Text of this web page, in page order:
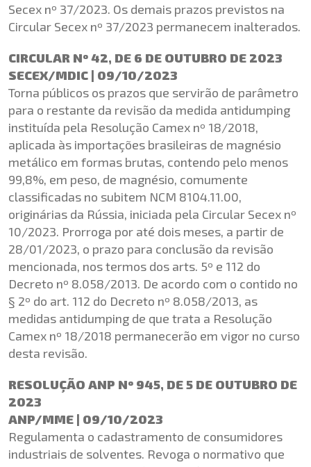
Secex nº 37/2023. Os demais prazos previstos na
Circular Secex nº 37/2023 permanecem inalterados.
CIRCULAR Nº 42, DE 6 DE OUTUBRO DE 2023
SECEX/MDIC | 09/10/2023
Torna públicos os prazos que servirão de parâmetro
para o restante da revisão da medida antidumping
instituída pela Resolução Camex nº 18/2018,
aplicada às importações brasileiras de magnésio
metálico em formas brutas, contendo pelo menos
99,8%, em peso, de magnésio, comumente
classificadas no subitem NCM 8104.11.00,
originárias da Rússia, iniciada pela Circular Secex nº
10/2023. Prorroga por até dois meses, a partir de
28/01/2023, o prazo para conclusão da revisão
mencionada, nos termos dos arts. 5º e 112 do
Decreto nº 8.058/2013. De acordo com o contido no
§ 2º do art. 112 do Decreto nº 8.058/2013, as
medidas antidumping de que trata a Resolução
Camex nº 18/2018 permanecerão em vigor no curso
desta revisão.
RESOLUÇÃO ANP Nº 945, DE 5 DE OUTUBRO DE
2023
ANP/MME | 09/10/2023
Regulamenta o cadastramento de consumidores
industriais de solventes. Revoga o normativo que